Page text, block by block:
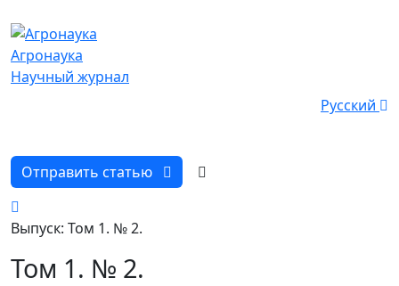
Агронаука
Научный журнал
Русский
Отправить статью
Выпуск: Том 1. № 2.
Том 1. № 2.